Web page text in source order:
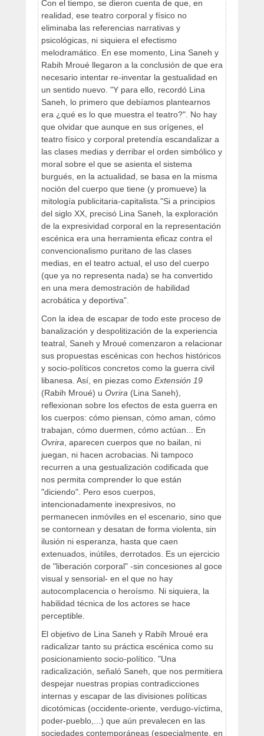
Con el tiempo, se dieron cuenta de que, en
realidad, ese teatro corporal y físico no
eliminaba las referencias narrativas y
psicológicas, ni siquiera el efectismo
melodramático. En ese momento, Lina Saneh y
Rabih Mroué llegaron a la conclusión de que era
necesario intentar re-inventar la gestualidad en
un sentido nuevo. "Y para ello, recordó Lina
Saneh, lo primero que debíamos plantearnos
era ¿qué es lo que muestra el teatro?". No hay
que olvidar que aunque en sus orígenes, el
teatro físico y corporal pretendía escandalizar a
las clases medias y derribar el orden simbólico y
moral sobre el que se asienta el sistema
burgués, en la actualidad, se basa en la misma
noción del cuerpo que tiene (y promueve) la
mitología publicitaria-capitalista."Si a principios
del siglo XX, precisó Lina Saneh, la exploración
de la expresividad corporal en la representación
escénica era una herramienta eficaz contra el
convencionalismo puritano de las clases
medias, en el teatro actual, el uso del cuerpo
(que ya no representa nada) se ha convertido
en una mera demostración de habilidad
acrobática y deportiva".
Con la idea de escapar de todo este proceso de
banalización y despolitización de la experiencia
teatral, Saneh y Mroué comenzaron a relacionar
sus propuestas escénicas con hechos históricos
y socio-políticos concretos como la guerra civil
libanesa. Así, en piezas como Extensión 19
(Rabih Mroué) u Ovrira (Lina Saneh),
reflexionan sobre los efectos de esta guerra en
los cuerpos: cómo piensan, cómo aman, cómo
trabajan, cómo duermen, cómo actúan... En
Ovrira , aparecen cuerpos que no bailan, ni
juegan, ni hacen acrobacias. Ni tampoco
recurren a una gestualización codificada que
nos permita comprender lo que están
"diciendo". Pero esos cuerpos,
intencionadamente inexpresivos, no
permanecen inmóviles en el escenario, sino que
se contornean y desatan de forma violenta, sin
ilusión ni esperanza, hasta que caen
extenuados, inútiles, derrotados. Es un ejercicio
de "liberación corporal" -sin concesiones al goce
visual y sensorial- en el que no hay
autocomplacencia o heroísmo. Ni siquiera, la
habilidad técnica de los actores se hace
perceptible.
El objetivo de Lina Saneh y Rabih Mroué era
radicalizar tanto su práctica escénica como su
posicionamiento socio-político. "Una
radicalización, señaló Saneh, que nos permitiera
despejar nuestras propias contradicciones
internas y escapar de las divisiones políticas
dicotómicas (occidente-oriente, verdugo-víctima,
poder-pueblo,...) que aún prevalecen en las
sociedades contemporáneas (especialmente, en